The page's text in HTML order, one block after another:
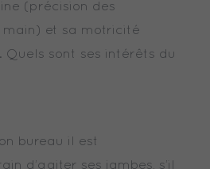
(précision des
et sa motricité
sont ses intérêts du
bureau il est
d’agiter ses jambes, s’il